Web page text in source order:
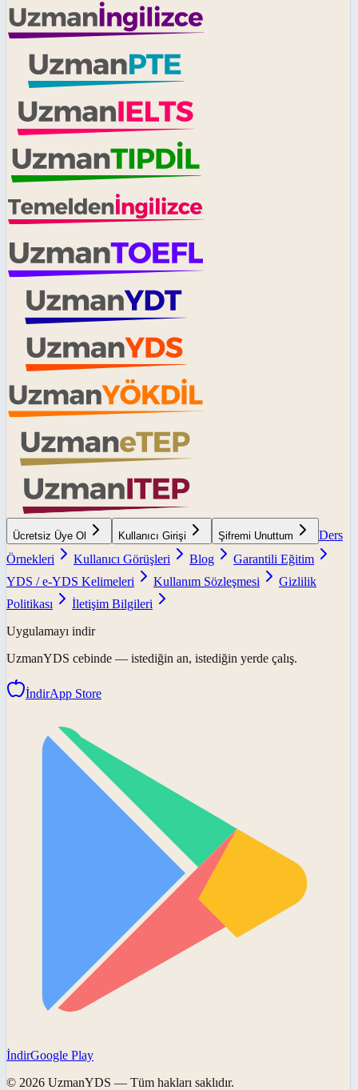
Ücretsiz Üye Ol Kullanıcı Girişi Şifremi Unuttum
Ders
Örnekleri
Kullanıcı Görüşleri Blog
Garantili Eğitim
YDS / e-YDS Kelimeleri
Kullanım Sözleşmesi
Gizlilik
Politikası
İletişim Bilgileri
Uygulamayı indir
UzmanYDS cebinde — istediğin an, istediğin yerde çalış.
İndirApp Store
İndirGoogle Play
© 2026 UzmanYDS — Tüm hakları saklıdır.